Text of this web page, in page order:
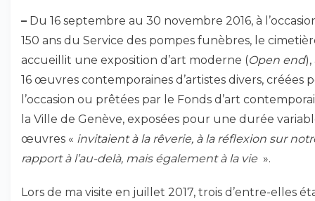
– Du 16 septembre au 30 novembre 2016, à
150 ans du Service des pompes funèbres, le
accueillit une exposition d’art moderne (Open end),
16 œuvres contemporaines d’artistes divers, créées
l’occasion ou prêtées par le Fonds d’art
la Ville de Genève, exposées pour une durée
œuvres « invitaient à la rêverie, à la réflexion sur
rapport à l’au-delà, mais également à la vie ».
Lors de ma visite en juillet 2017, trois d’entre-elles